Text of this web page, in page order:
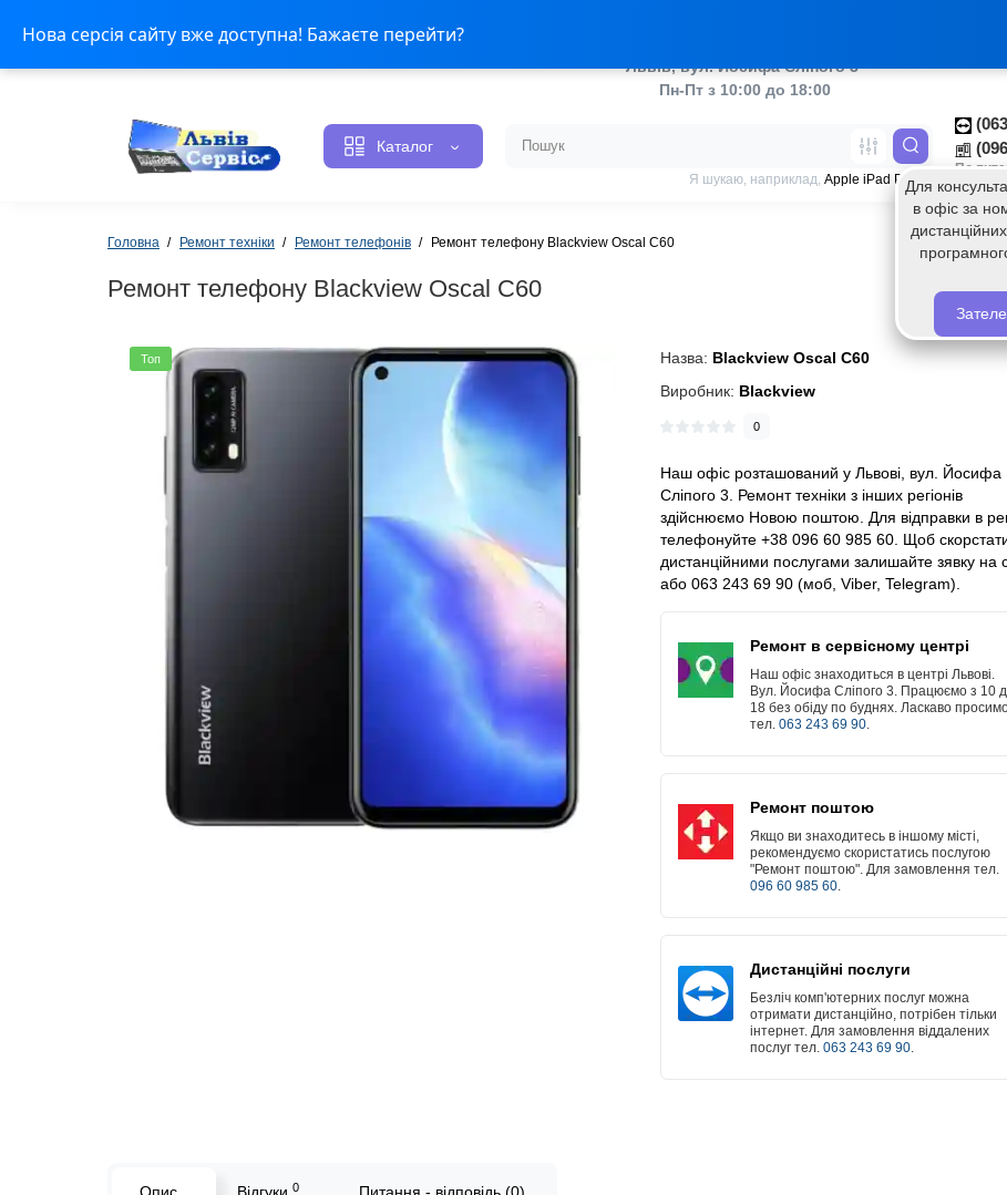
Нова серсія сайту вже доступна! Бажаєте перейти?
Каталог
Львів, вул. Йосифа Сліпого 3
Пн-Пт з 10:00 до 18:00
По
Я шукаю, наприклад, Apple iPad Pro 11
Головна Ремонт техніки Ремонт телефонів Ремонт телефону Blackview Oscal C60
Ремонт телефону Blackview Oscal C60
Топ Назва: Blackview Oscal C60
Виробник: Blackview
0
Наш офіс розташований у Львові, вул. Йосифа
Сліпого 3. Ремонт техніки з інших регіонів
здійснюємо Новою поштою. Для відправки в
телефонуйте +38 096 60 985 60. Щоб
дистанційними послугами залишайте зявку на
або 063 243 69 90 (моб, Viber, Telegram).
Ремонт в сервісному центрі
Наш офіс знаходиться в центрі Львові.
Вул. Йосифа Сліпого 3. Працюємо з 10
18 без обіду по буднях. Ласкаво
тел.063 243 69 90.
Ремонт поштою
Якщо ви знаходитесь в іншому місті,
рекомендуємо скористатись послугою
"Ремонт поштою". Для замовлення тел.
096 60 985 60.
Дистанційні послуги
Безліч комп'ютерних послуг можна
отримати дистанційно, потрібен тільки
інтернет. Для замовлення віддалених
послуг тел.063 243 69 90.
0
Для
в офіс за